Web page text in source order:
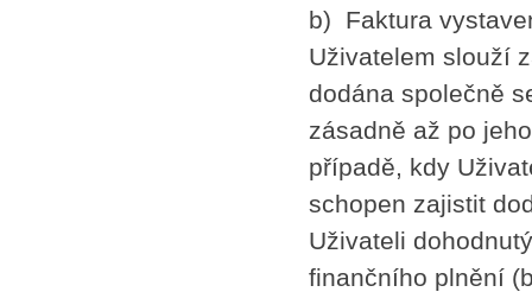
b) Faktura
Uživatelem slouží
dodána společně
zásadně až po
případě, kdy
schopen zajistit
Uživateli
finančního plnění